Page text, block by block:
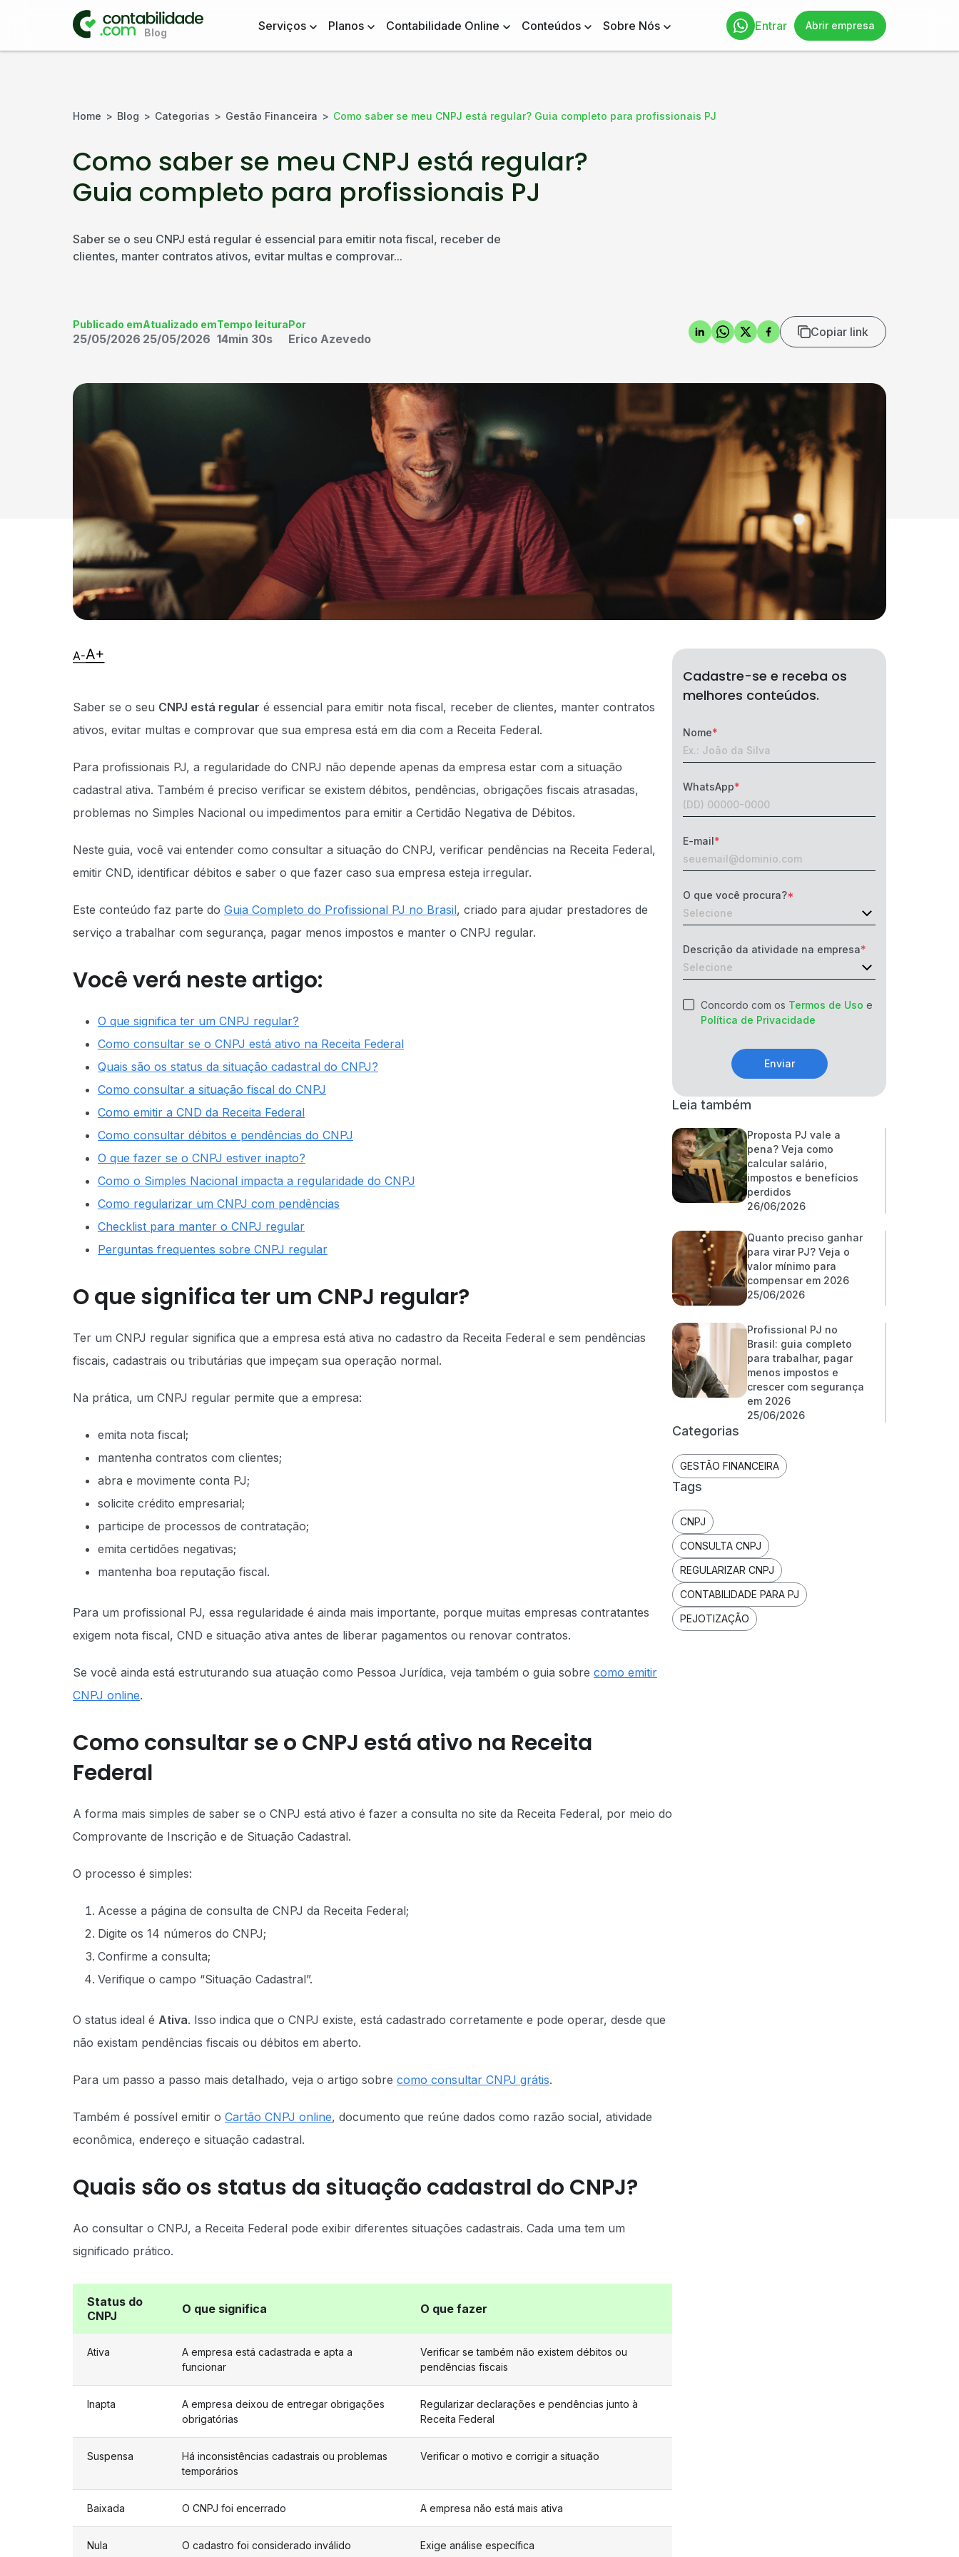
Serviços Planos Contabilidade Online Conteúdos Sobre Nós Entrar Abrir empresa
Home Blog Categorias Gestão Financeira Como saber se meu CNPJ está regular? Guia completo para profissionais PJ
Como saber se meu CNPJ está regular?
Guia completo para profissionais PJ
Saber se o seu CNPJ está regular é essencial para emitir nota fiscal, receber de
clientes, manter contratos ativos, evitar multas e comprovar...
Publicado em
25/05/2026
Atualizado em
25/05/2026
Tempo leitura
14min 30s
Por
Erico Azevedo Copiar link
Saber se o seu CNPJ está regular é essencial para emitir nota fiscal, receber de clientes, manter contratos
ativos, evitar multas e comprovar que sua empresa está em dia com a Receita Federal.
Para profissionais PJ, a regularidade do CNPJ não depende apenas da empresa estar com a situação
cadastral ativa. Também é preciso verificar se existem débitos, pendências, obrigações fiscais atrasadas,
problemas no Simples Nacional ou impedimentos para emitir a Certidão Negativa de Débitos.
Neste guia, você vai entender como consultar a situação do CNPJ, verificar pendências na Receita Federal,
emitir CND, identificar débitos e saber o que fazer caso sua empresa esteja irregular.
Este conteúdo faz parte do Guia Completo do Profissional PJ no Brasil, criado para ajudar prestadores de
serviço a trabalhar com segurança, pagar menos impostos e manter o CNPJ regular.
Você verá neste artigo:
O que significa ter um CNPJ regular?
Como consultar se o CNPJ está ativo na Receita Federal
Quais são os status da situação cadastral do CNPJ?
Como consultar a situação fiscal do CNPJ
Como emitir a CND da Receita Federal
Como consultar débitos e pendências do CNPJ
O que fazer se o CNPJ estiver inapto?
Como o Simples Nacional impacta a regularidade do CNPJ
Como regularizar um CNPJ com pendências
Checklist para manter o CNPJ regular
Perguntas frequentes sobre CNPJ regular
O que significa ter um CNPJ regular?
Ter um CNPJ regular significa que a empresa está ativa no cadastro da Receita Federal e sem pendências
fiscais, cadastrais ou tributárias que impeçam sua operação normal.
Na prática, um CNPJ regular permite que a empresa:
emita nota fiscal;
mantenha contratos com clientes;
abra e movimente conta PJ;
solicite crédito empresarial;
participe de processos de contratação;
emita certidões negativas;
mantenha boa reputação fiscal.
Para um profissional PJ, essa regularidade é ainda mais importante, porque muitas empresas contratantes
exigem nota fiscal, CND e situação ativa antes de liberar pagamentos ou renovar contratos.
Se você ainda está estruturando sua atuação como Pessoa Jurídica, veja também o guia sobre como emitir
CNPJ online.
Como consultar se o CNPJ está ativo na Receita
Federal
A forma mais simples de saber se o CNPJ está ativo é fazer a consulta no site da Receita Federal, por meio do
Comprovante de Inscrição e de Situação Cadastral.
O processo é simples:
Acesse a página de consulta de CNPJ da Receita Federal;
Digite os 14 números do CNPJ;
Confirme a consulta;
Verifique o campo “Situação Cadastral”.
O status ideal é Ativa. Isso indica que o CNPJ existe, está cadastrado corretamente e pode operar, desde que
não existam pendências fiscais ou débitos em aberto.
Para um passo a passo mais detalhado, veja o artigo sobre como consultar CNPJ grátis.
Também é possível emitir o Cartão CNPJ online, documento que reúne dados como razão social, atividade
econômica, endereço e situação cadastral.
Quais são os status da situação cadastral do CNPJ?
Ao consultar o CNPJ, a Receita Federal pode exibir diferentes situações cadastrais. Cada uma tem um
significado prático.
Status do
CNPJ
O que significa O que fazer
Ativa
A empresa está cadastrada e apta a
funcionar
Verificar se também não existem débitos ou
pendências fiscais
Inapta
A empresa deixou de entregar obrigações
obrigatórias
Regularizar declarações e pendências junto à
Receita Federal
Suspensa
Há inconsistências cadastrais ou problemas
temporários
Verificar o motivo e corrigir a situação
Baixada O CNPJ foi encerrado A empresa não está mais ativa
Nula O cadastro foi considerado inválido Exige análise específica
Cadastre-se e receba os
melhores conteúdos.
Nome
WhatsApp
E-mail
O que você procura?
Descrição da atividade na empresa
Concordo com os Termos de Uso e
Política de Privacidade
Enviar
Leia também
Proposta PJ vale a
pena? Veja como
calcular salário,
impostos e benefícios
perdidos
26/06/2026
Quanto preciso ganhar
para virar PJ? Veja o
valor mínimo para
compensar em 2026
25/06/2026
Profissional PJ no
Brasil: guia completo
para trabalhar, pagar
menos impostos e
crescer com segurança
em 2026
25/06/2026
Categorias
GESTÃO FINANCEIRA
Tags
CNPJ
CONSULTA CNPJ
REGULARIZAR CNPJ
CONTABILIDADE PARA PJ
PEJOTIZAÇÃO